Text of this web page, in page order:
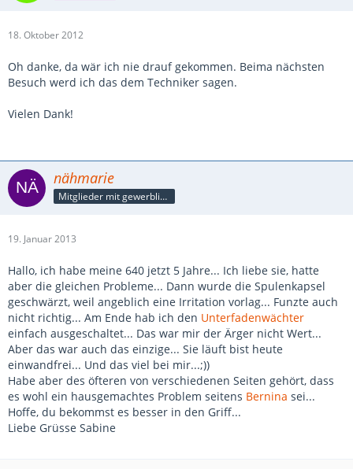
18. Oktober 2012
Oh danke, da wär ich nie drauf gekommen. Beima nächsten
Besuch werd ich das dem Techniker sagen.
Vielen Dank!
nähmarie
Mitglieder mit gewerblicher Verbindung, auch als Mitarbeiter/in
19. Januar 2013
Hallo, ich habe meine 640 jetzt 5 Jahre... Ich liebe sie, hatte
aber die gleichen Probleme... Dann wurde die Spulenkapsel
geschwärzt, weil angeblich eine Irritation vorlag... Funzte auch
nicht richtig... Am Ende hab ich den Unterfadenwächter
einfach ausgeschaltet... Das war mir der Ärger nicht Wert...
Aber das war auch das einzige... Sie läuft bist heute
einwandfrei... Und das viel bei mir...;))
Habe aber des öfteren von verschiedenen Seiten gehört, dass
es wohl ein hausgemachtes Problem seitens Bernina sei...
Hoffe, du bekommst es besser in den Griff...
Liebe Grüsse Sabine